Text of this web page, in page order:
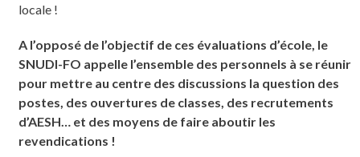
locale !
A l’opposé de l’objectif de ces évaluations d’école, le
SNUDI-FO appelle l’ensemble des personnels à se réunir
pour mettre au centre des discussions la question des
postes, des ouvertures de classes, des recrutements
d’AESH… et des moyens de faire aboutir les
revendications !